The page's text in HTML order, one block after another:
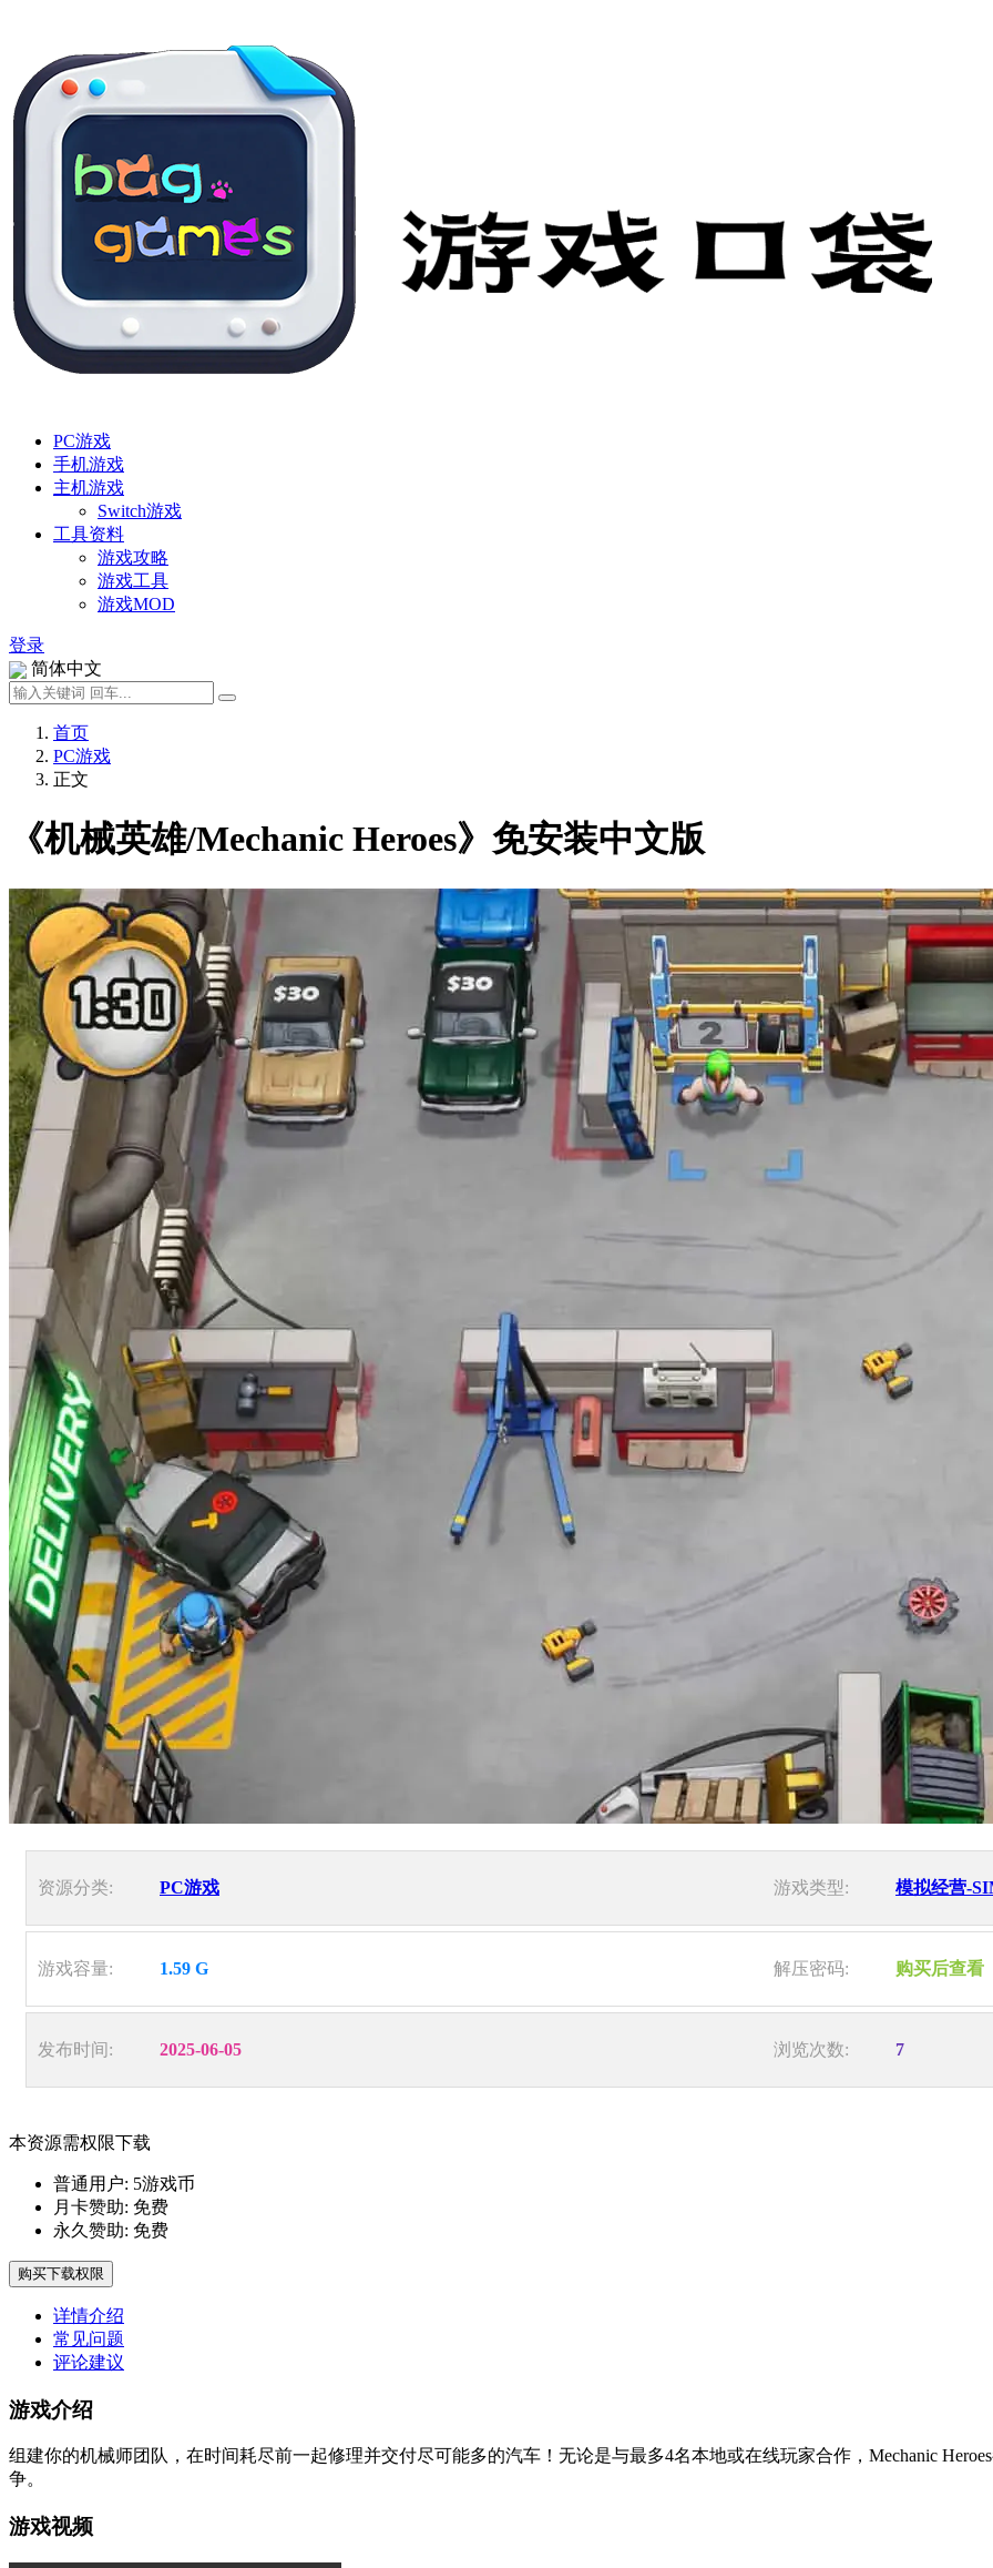
PC游戏
手机游戏
主机游戏
Switch游戏
工具资料
游戏攻略
游戏工具
游戏MOD
登录
简体中文
首页
PC游戏
正文
《机械英雄/Mechanic Heroes》免安装中文版
资源分类: PC游戏 游戏类型: 模拟经营-
游戏容量: 1.59 G 解压密码: 购买后查看
发布时间: 2025-06-05 浏览次数: 7
本资源需权限下载
普通用户: 5游戏币
月卡赞助: 免费
永久赞助: 免费
购买下载权限
详情介绍
常见问题
评论建议
游戏介绍
组建你的机械师团队，在时间耗尽前一起修理并交付尽可能多的汽车！无论是与最多4名本地或在线玩家合作，Mechanic
争。
游戏视频